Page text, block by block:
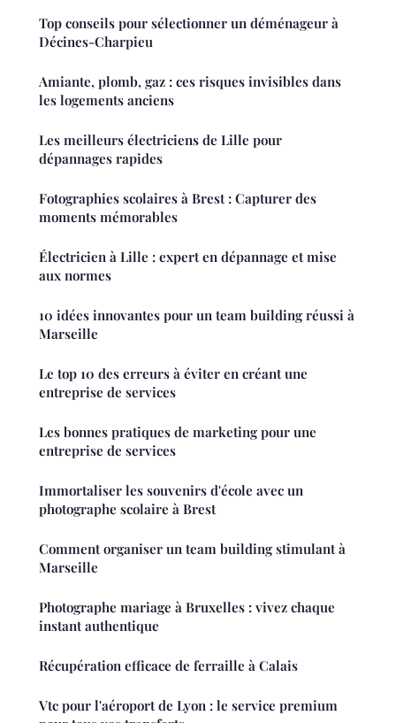
Top conseils pour sélectionner un déménageur à
Décines-Charpieu
Amiante, plomb, gaz : ces risques invisibles dans
les logements anciens
Les meilleurs électriciens de Lille pour
dépannages rapides
Fotographies scolaires à Brest : Capturer des
moments mémorables
Électricien à Lille : expert en dépannage et mise
aux normes
10 idées innovantes pour un team building réussi à
Marseille
Le top 10 des erreurs à éviter en créant une
entreprise de services
Les bonnes pratiques de marketing pour une
entreprise de services
Immortaliser les souvenirs d'école avec un
photographe scolaire à Brest
Comment organiser un team building stimulant à
Marseille
Photographe mariage à Bruxelles : vivez chaque
instant authentique
Récupération efficace de ferraille à Calais
Vtc pour l'aéroport de Lyon : le service premium